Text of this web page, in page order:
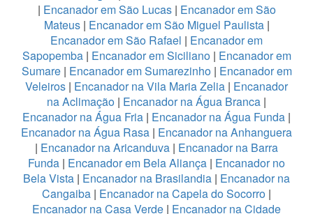
| Encanador em São Lucas| Encanador em São
Mateus | Encanador em São Miguel Paulista|
Encanador em São Rafael | Encanador em
Sapopemba | Encanador em Siciliano| Encanador em
Sumare| Encanador em Sumarezinho| Encanador em
Veleiros | Encanador na Vila Maria Zelia | Encanador
na Aclimação | Encanador na Água Branca |
Encanador na Água Fria | Encanador na Água Funda |
Encanador na Água Rasa | Encanador na Anhanguera
| Encanador na Aricanduva | Encanador na Barra
Funda | Encanador em Bela Aliança | Encanador no
Bela Vista | Encanador na Brasilandia | Encanador na
Cangaiba | Encanador na Capela do Socorro |
Encanador na Casa Verde | Encanador na Cidade